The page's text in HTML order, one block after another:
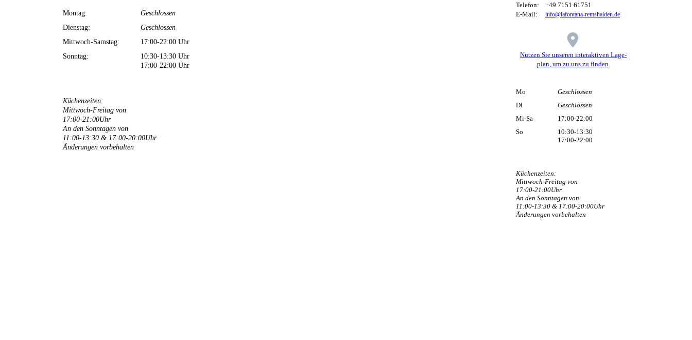
Montag:
Geschlossen
Dienstag:
Geschlossen
Mittwoch-Samstag:
17:00-22:00 Uhr
Sonntag:
10:30-13:30 Uhr
17:00-22:00 Uhr
Küchenzeiten:
Mittwoch-Freitag von
17:00-21:00Uhr
An den Sonntagen von
11:00-13:30 & 17:00-20:00Uhr
Änderungen vorbehalten
Telefon:
E-Mail:
+49 7151 61751
info@lafontana-remshalden.de
Nutzen Sie unseren interaktiven La­ge­
plan, um zu uns zu finden
Mo
Geschlossen
Di
Geschlossen
Mi-Sa
17:00-22:00
So
10:30-13:30
17:00-22:00
Küchenzeiten:
Mittwoch-Freitag von
17:00-21:00Uhr
An den Sonntagen von
11:00-13:30 & 17:00-20:00Uhr
Änderungen vorbehalten